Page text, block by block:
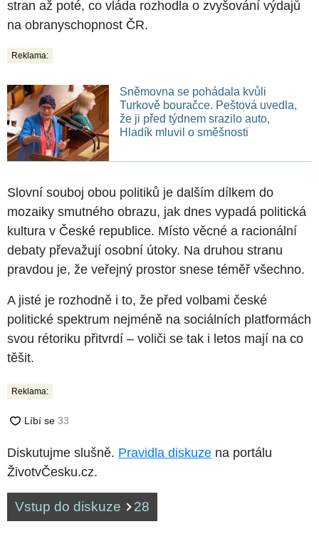
stran až poté, co vláda rozhodla o zvyšování výdajů
na obranyschopnost ČR.
Reklama:
Sněmovna se pohádala kvůli
Turkově bouračce. Peštová uvedla,
že ji před týdnem srazilo auto,
Hladík mluvil o směšnosti
Slovní souboj obou politiků je dalším dílkem do
mozaiky smutného obrazu, jak dnes vypadá politická
kultura v České republice. Místo věcné a racionální
debaty převažují osobní útoky. Na druhou stranu
pravdou je, že veřejný prostor snese téměř všechno.
A jisté je rozhodně i to, že před volbami české
politické spektrum nejméně na sociálních platformách
svou rétoriku přitvrdí –⁠⁠⁠⁠⁠⁠ voliči se tak i letos mají na co
těšit.
Reklama:
Diskutujme slušně. Pravidla diskuze na portálu
ŽivotvČesku.cz.
Vstup do diskuze 28